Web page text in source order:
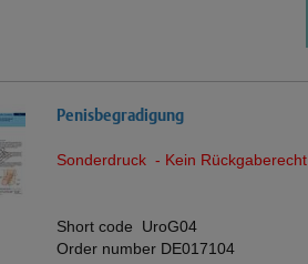
Penisbegradigung
Sonderdruck - Kein Rückgaberecht
Short code UroG04
Order number DE017104